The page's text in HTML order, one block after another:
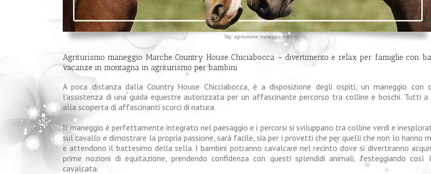
Tag: agriturismo maneggio marche
Agriturismo maneggio Marche Country House Chiciabocca – divertimento e relax per famiglie con
vacanze in montagna in agriturismo per bambini
A poca distanza dalla Country House Chicciabocca, è a disposizione degli ospiti, un maneggio con
l’assistenza di una guida equestre autorizzata per un affascinante percorso tra colline e boschi. Tutti a
alla scoperta di affascinanti scorci di natura.
Il maneggio è perfettamente integrato nel paesaggio e i percorsi si sviluppano tra colline verdi e
sul cavallo e dimostrare la propria passione, sarà facile, sia per i provetti che per quelli che non lo hanno
e attendono il battesimo della sella. I bambini potranno cavalcare nel recinto dove si divertiranno
prime nozioni di equitazione, prendendo confidenza con questi splendidi animali, festeggiando così
cavalcata.